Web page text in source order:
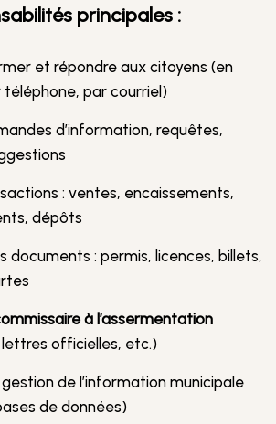
principales :
et répondre aux citoyens (en
téléphone, par courriel)
d’information, requêtes,
: ventes, encaissements,
dépôts
documents : permis, licences, billets,
à l’assermentation
officielles, etc.)
de l’information municipale
de données)